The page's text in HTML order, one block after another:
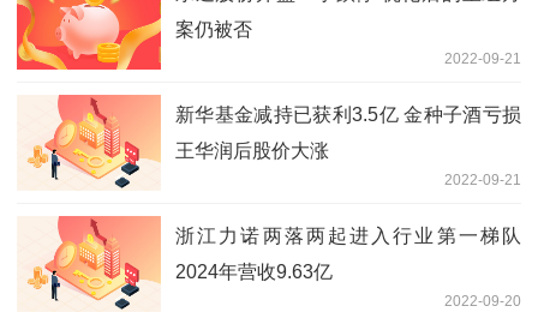
案仍被否
2022-09-21
新华基金减持已获利3.5亿 金种子酒亏损
王华润后股价大涨
2022-09-21
浙江力诺两落两起进入行业第一梯队
2024年营收9.63亿
2022-09-20